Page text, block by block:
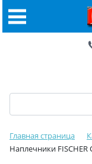
Главная страница
Наплечники FISCHER